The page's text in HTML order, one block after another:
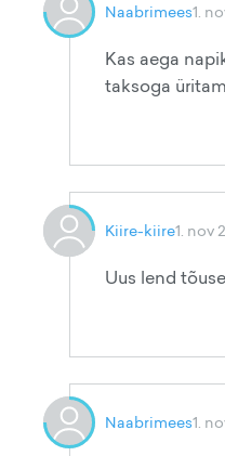
Naabrimees1.
Kas aega
taksoga
Kiire-kiire1. nov
Uus lend
Naabrimees1.